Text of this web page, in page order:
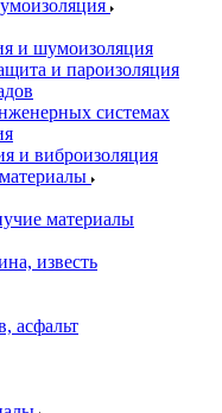
и шумоизоляция
и пароизоляция
системах
и виброизоляция
материалы
известь
асфальт